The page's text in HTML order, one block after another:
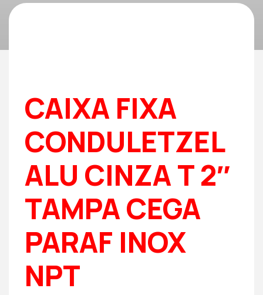
CAIXA FIXA
CONDULETZEL
ALU CINZA T 2″
TAMPA CEGA
PARAF INOX
NPT